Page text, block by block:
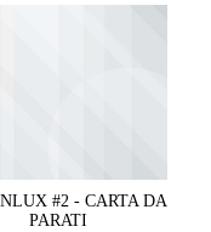
#2 - CARTA DA
PARATI